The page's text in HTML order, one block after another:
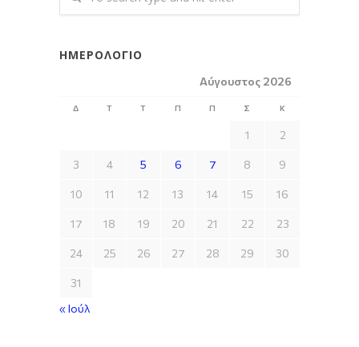
ΗΜΕΡΟΛΌΓΙΟ
Αύγουστος 2026
Δ Τ Τ Π Π Σ Κ
1 2
3 4 5 6 7 8 9
10 11 12 13 14 15 16
17 18 19 20 21 22 23
24 25 26 27 28 29 30
31
« Ιούλ